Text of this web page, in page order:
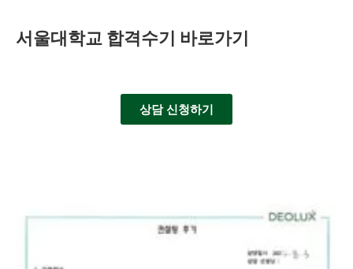
서울대학교 합격수기 바로가기
상담 신청하기